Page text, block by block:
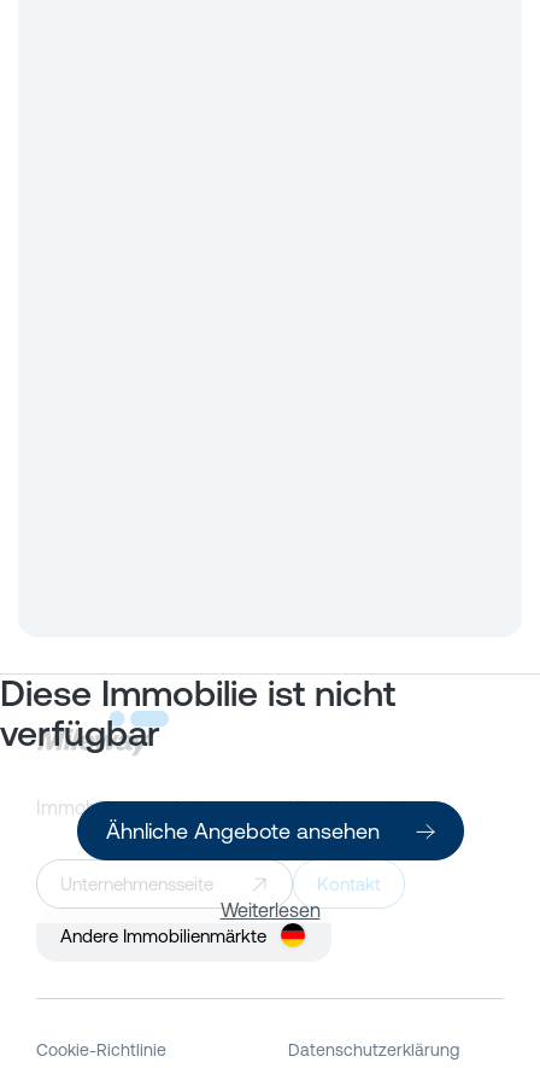
Diese Immobilie ist nicht
verfügbar
Ähnliche Angebote ansehen
Weiterlesen
Immobilienangebote Kundenportal
Unternehmensseite Kontakt
Andere Immobilienmärkte
Cookie-Richtlinie Datenschutzerklärung